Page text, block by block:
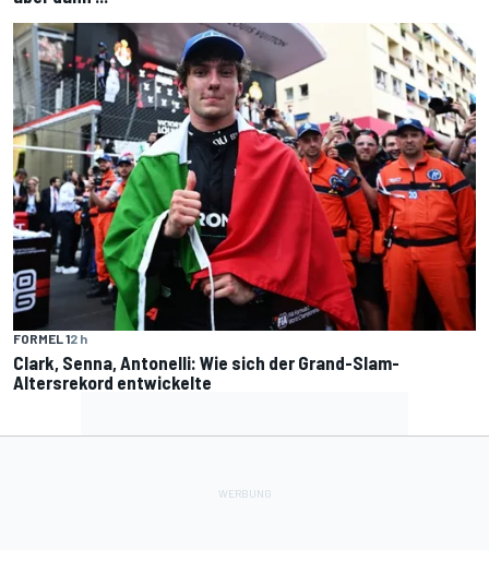
FORMEL 12 h
Clark, Senna, Antonelli: Wie sich der Grand-Slam-
Altersrekord entwickelte